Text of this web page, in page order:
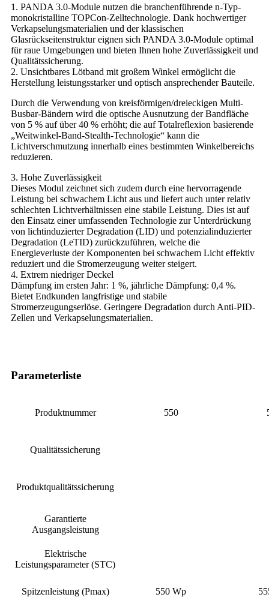
1. PANDA 3.0-Module nutzen die branchenführende n-Typ-
monokristalline TOPCon-Zelltechnologie. Dank hochwertiger
Verkapselungsmaterialien und der klassischen
Glasrückseitenstruktur eignen sich PANDA 3.0-Module optimal
für raue Umgebungen und bieten Ihnen hohe Zuverlässigkeit und
Qualitätssicherung.
2. Unsichtbares Lötband mit großem Winkel ermöglicht die
Herstellung leistungsstarker und optisch ansprechender Bauteile.
Durch die Verwendung von kreisförmigen/dreieckigen Multi-
Busbar-Bändern wird die optische Ausnutzung der Bandfläche
von 5 % auf über 40 % erhöht; die auf Totalreflexion basierende
„Weitwinkel-Band-Stealth-Technologie“ kann die
Lichtverschmutzung innerhalb eines bestimmten Winkelbereichs
reduzieren.
3. Hohe Zuverlässigkeit
Dieses Modul zeichnet sich zudem durch eine hervorragende
Leistung bei schwachem Licht aus und liefert auch unter relativ
schlechten Lichtverhältnissen eine stabile Leistung. Dies ist auf
den Einsatz einer umfassenden Technologie zur Unterdrückung
von lichtinduzierter Degradation (LID) und potenzialinduzierter
Degradation (LeTID) zurückzuführen, welche die
Energieverluste der Komponenten bei schwachem Licht effektiv
reduziert und die Stromerzeugung weiter steigert.
4. Extrem niedriger Deckel
Dämpfung im ersten Jahr: 1 %, jährliche Dämpfung: 0,4 %.
Bietet Endkunden langfristige und stabile
Stromerzeugungserlöse. Geringere Degradation durch Anti-PID-
Zellen und Verkapselungsmaterialien.
Parameterliste
Produktnummer 550
Qualitätssicherung
Produktqualitätssicherung
Garantierte
Ausgangsleistung
Elektrische
Leistungsparameter (STC)
Spitzenleistung (Pmax) 550 Wp